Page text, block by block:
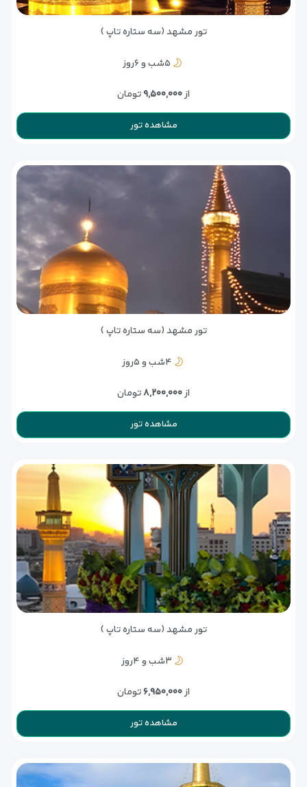
تور مشهد (سه ستاره تاپ )
۵شب و ۶روز
از۹,۵۰۰,۰۰۰تومان
مشاهده تور
تور مشهد (سه ستاره تاپ )
۴شب و ۵روز
از۸,۲۰۰,۰۰۰تومان
مشاهده تور
تور مشهد (سه ستاره تاپ )
۳شب و ۴روز
از۶,۹۵۰,۰۰۰تومان
مشاهده تور